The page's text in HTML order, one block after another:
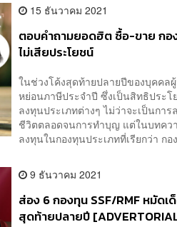
15 ธันวาคม 2021
ตอบคำถามยอดฮิต ซื้อ-ขาย กอ
ไม่เสียประโยชน์
ในช่วงโค้งสุดท้ายปลายปีของบุคคล
หย่อนภาษีประจำปี ซึ่งเป็นสิทธิประโ
ลงทุนประเภทต่างๆ ไม่ว่าจะเป็นกา
ชีวิตตลอดจนการทำบุญ แต่ในบทควา
ลงทุนในกองทุนประเภทที่เรียกว่า ก
9 ธันวาคม 2021
ส่อง 6 กองทุน SSF/RMF หมัด
สุดท้ายปลายปี